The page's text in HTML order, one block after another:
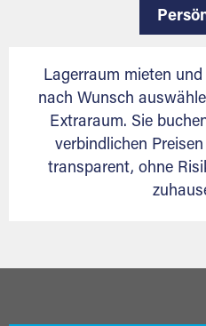
Lagerraum mieten
nach Wunsch
Extraraum. Sie
verbindlichen
transparent, ohne